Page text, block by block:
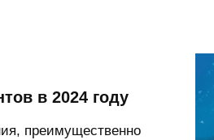
в 2024 году
преимущественно